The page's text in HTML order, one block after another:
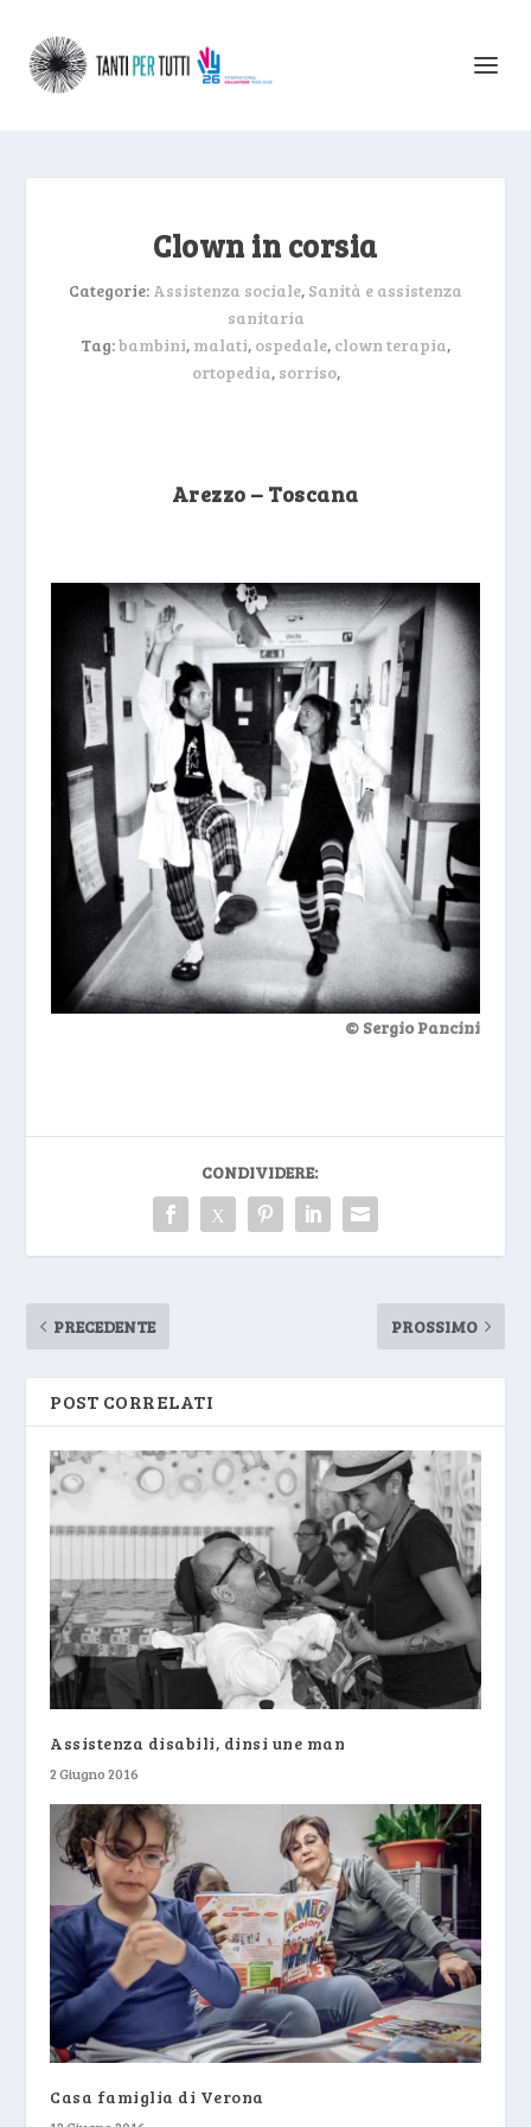
Clown in corsia
Categorie: Assistenza sociale, Sanità e assistenza
sanitaria
Tag:bambini, malati, ospedale, clown terapia,
ortopedia, sorriso,
Arezzo – Toscana
© Sergio Pancini
CONDIVIDERE:
PRECEDENTE PROSSIMO
POST CORRELATI
Assistenza disabili, dinsi une man
2 Giugno 2016
Casa famiglia di Verona